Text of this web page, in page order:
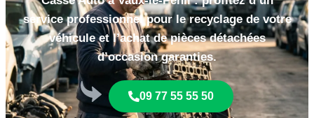
service professionnel pour le recyclage de votre
véhicule et l’achat de pièces détachées
d’occasion garanties.
09 77 55 55 50